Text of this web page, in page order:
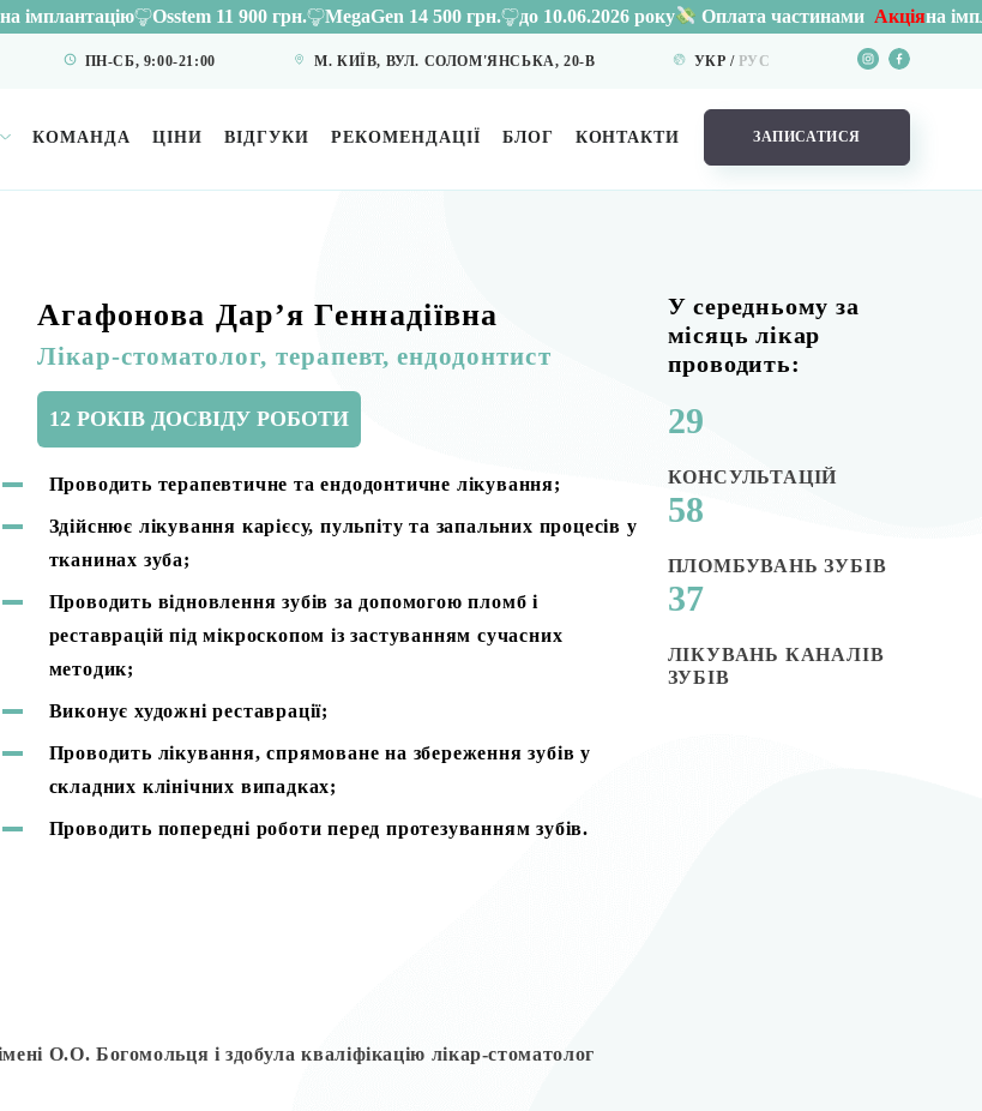
Osstem 11 900 грн. MegaGen 14 500 грн. до 10.06.2026 року Оплата частинами Акціяна імплантацію
ПН-СБ, 9:00-21:00 М. КИЇВ, ВУЛ. СОЛОМ'ЯНСЬКА, 20-В УКР РУC
КОМАНДА ЦІНИ ВІДГУКИ РЕКОМЕНДАЦІЇ БЛОГ КОНТАКТИ ЗАПИСАТИСЯ
Агафонова Дарʼя Геннадіївна
Лікар-стоматолог, терапевт, ендодонтист
12РОКІВ ДОСВІДУРОБОТИ
Проводить терапевтичне та ендодонтичне лікування;
Здійснює лікування карієсу, пульпіту та запальних процесів у
тканинах зуба;
Проводить відновлення зубів за допомогою пломб і
реставрацій під мікроскопом із застуванням сучасних
методик;
Виконує художні реставрації;
Проводить лікування, спрямоване на збереження зубів у
складних клінічних випадках;
Проводить попередні роботи перед протезуванням зубів.
У середньому за
місяць лікар
проводить:
29
КОНСУЛЬТАЦІЙ
58
ПЛОМБУВАНЬ ЗУБІВ
37
ЛІКУВАНЬ КАНАЛІВ
ЗУБІВ
О.О. Богомольця і здобула кваліфікацію лікар-стоматолог